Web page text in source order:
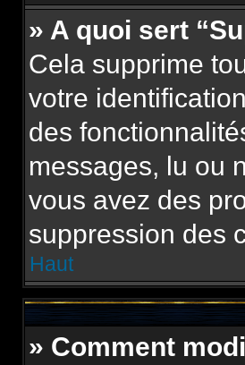
» A quoi sert
Cela supprime
votre
des
messages, lu ou
vous avez des
suppression des
Haut
» Comment